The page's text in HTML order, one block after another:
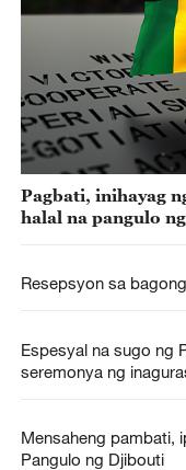
Pagbati, inihayag
halal na pangulo
Resepsyon sa
Espesyal na sugo ng
seremonya ng
Mensaheng pambati,
Pangulo ng Djibouti